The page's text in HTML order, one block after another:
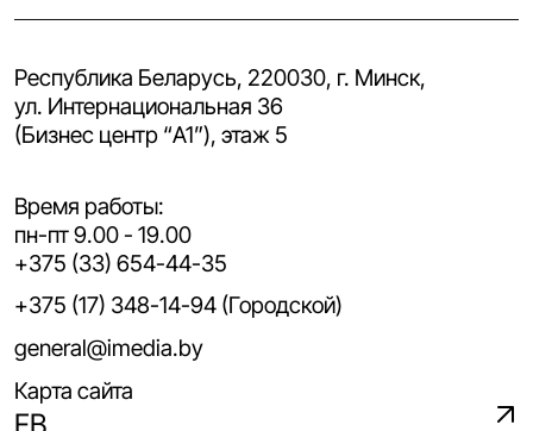
Республика Беларусь, 220030, г. Минск,
ул. Интернациональная 36
(Бизнес центр “A1”), этаж 5
Время работы:
пн-пт 9.00 - 19.00
+375 (33) 654-44-35
+375 (17) 348-14-94 (Городской)
general@imedia.by
Карта сайта